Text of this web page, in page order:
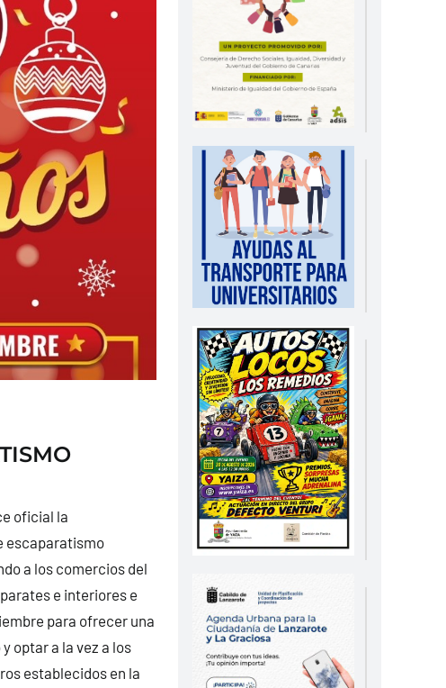
oficial la
escaparatismo
a los comercios del
e interiores e
para ofrecer una
optar a la vez a los
establecidos en la